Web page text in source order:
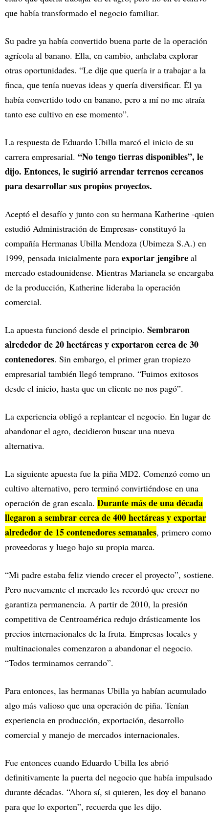
que había transformado el negocio familiar.
Su padre ya había convertido buena parte de la operación
agrícola al banano. Ella, en cambio, anhelaba explorar
otras oportunidades. “Le dije que quería ir a trabajar a la
finca, que tenía nuevas ideas y quería diversificar. Él ya
había convertido todo en banano, pero a mí no me atraía
tanto ese cultivo en ese momento”.
La respuesta de Eduardo Ubilla marcó el inicio de su
carrera empresarial. “No tengo tierras disponibles”, le
dijo. Entonces, le sugirió arrendar terrenos cercanos
para desarrollar sus propios proyectos.
Aceptó el desafío y junto con su hermana Katherine -quien
estudió Administración de Empresas- constituyó la
compañía Hermanas Ubilla Mendoza (Ubimeza S.A.) en
1999, pensada inicialmente para exportar jengibre al
mercado estadounidense. Mientras Marianela se encargaba
de la producción, Katherine lideraba la operación
comercial.
La apuesta funcionó desde el principio. Sembraron
alrededor de 20 hectáreas y exportaron cerca de 30
contenedores. Sin embargo, el primer gran tropiezo
empresarial también llegó temprano. “Fuimos exitosos
desde el inicio, hasta que un cliente no nos pagó”.
La experiencia obligó a replantear el negocio. En lugar de
abandonar el agro, decidieron buscar una nueva
alternativa.
La siguiente apuesta fue la piña MD2. Comenzó como un
cultivo alternativo, pero terminó convirtiéndose en una
operación de gran escala. Durante más de una década
llegaron a sembrar cerca de 400 hectáreas y exportar
alrededor de 15 contenedores semanales, primero como
proveedoras y luego bajo su propia marca.
“Mi padre estaba feliz viendo crecer el proyecto”, sostiene.
Pero nuevamente el mercado les recordó que crecer no
garantiza permanencia. A partir de 2010, la presión
competitiva de Centroamérica redujo drásticamente los
precios internacionales de la fruta. Empresas locales y
multinacionales comenzaron a abandonar el negocio.
“Todos terminamos cerrando”.
Para entonces, las hermanas Ubilla ya habían acumulado
algo más valioso que una operación de piña. Tenían
experiencia en producción, exportación, desarrollo
comercial y manejo de mercados internacionales.
Fue entonces cuando Eduardo Ubilla les abrió
definitivamente la puerta del negocio que había impulsado
durante décadas. “Ahora sí, si quieren, les doy el banano
para que lo exporten”, recuerda que les dijo.